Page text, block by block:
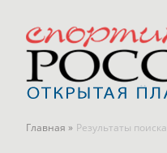
Главная » Результаты поиска